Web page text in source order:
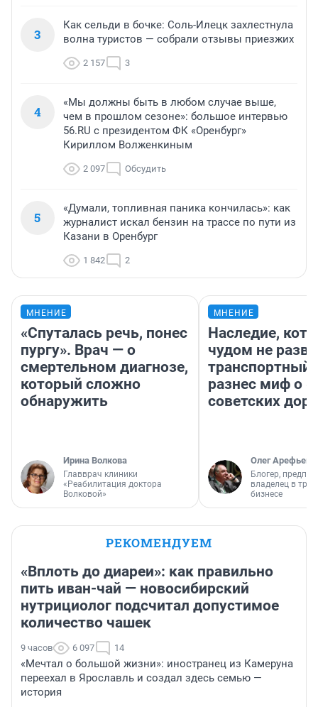
3
Как сельди в бочке: Соль-Илецк захлестнула
волна туристов — собрали отзывы приезжих
2 157 3
4
«Мы должны быть в любом случае выше,
чем в прошлом сезоне»: большое интервью
56.RU с президентом ФК «Оренбург»
Кириллом Волженкиным
2 097 Обсудить
5
«Думали, топливная паника кончилась»: как
журналист искал бензин на трассе по пути из
Казани в Оренбург
1 842 2
МНЕНИЕ
«Спуталась речь, понес
пургу». Врач — о
смертельном диагнозе,
который сложно
обнаружить
Ирина Волкова
Главврач клиники
«Реабилитация доктора
Волковой»
МНЕНИЕ
Наследие,
чудом не
транспортный
разнес миф о
советских
Олег Арефьев
Блогер,
владелец в
бизнесе
РЕКОМЕНДУЕМ
«Вплоть до диареи»: как правильно
пить иван-чай — новосибирский
нутрициолог подсчитал допустимое
количество чашек
9 часов 6 097 14
«Мечтал о большой жизни»: иностранец из Камеруна
переехал в Ярославль и создал здесь семью —
история